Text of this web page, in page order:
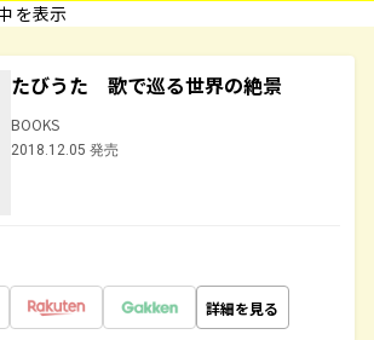
を表示
たびうた 歌で巡る世界の絶景
BOOKS
2018.12.05 発売
詳細を見る